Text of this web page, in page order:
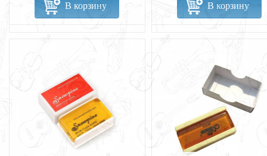
В корзину В корзину